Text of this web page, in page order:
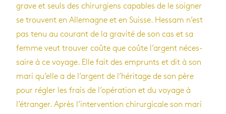
grave et seuls des chi­rur­giens capables de le soi­gner
se trouvent en Alle­magne et en Suisse. Hes­sam n’est
pas tenu au cou­rant de la gra­vité de son cas et sa
femme veut trou­ver coûte que coûte l’ar­gent néces­
saire à ce voyage. Elle fait des emprunts et dit à son
mari qu’elle a de l’ar­gent de l’hé­ri­tage de son père
pour régler les frais de l’opé­ra­tion et du voyage à
l’étran­ger. Après l’in­ter­ven­tion chi­rur­gi­cale son mari